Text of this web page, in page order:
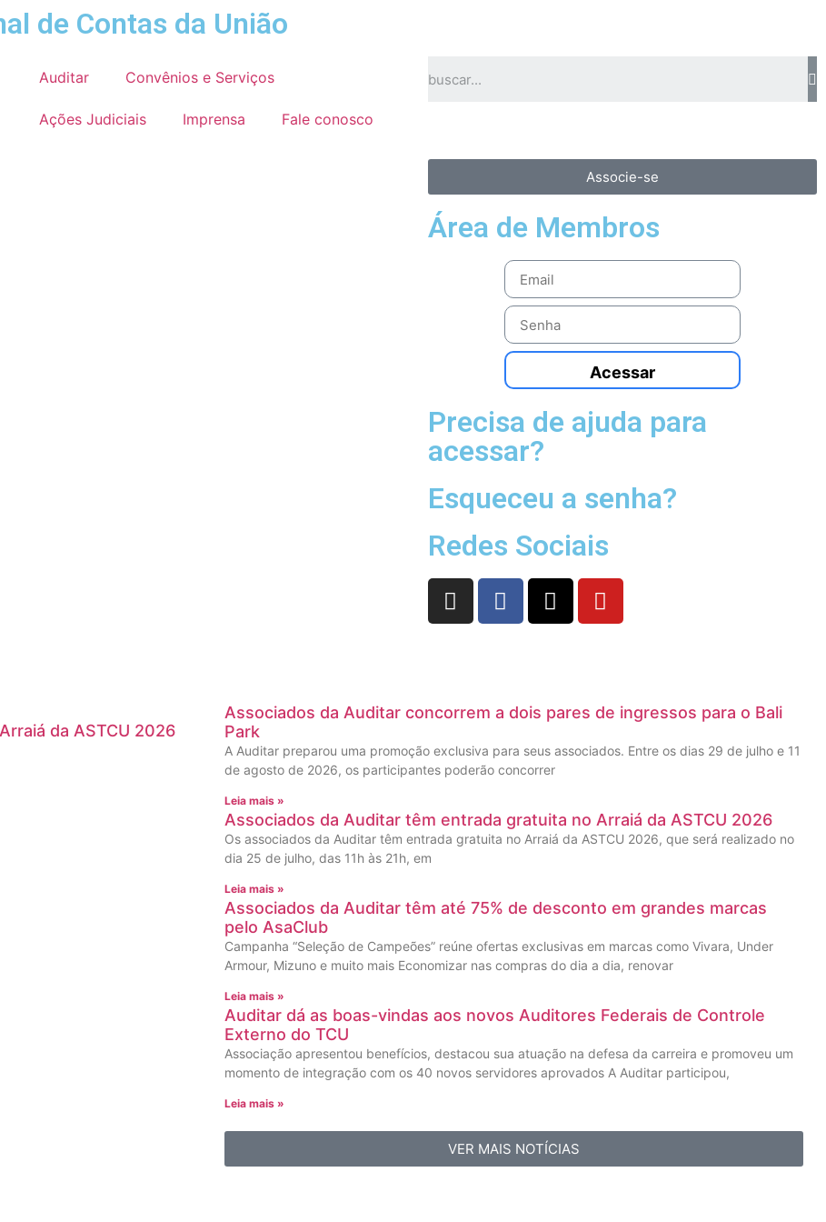
de Contas da União
Auditar Convênios e Serviços
Ações Judiciais Imprensa Fale conosco
Associe-se
Área de Membros
Acessar
Precisa de ajuda para
acessar?
Esqueceu a senha?
Redes Sociais
da ASTCU 2026
Associados da Auditar concorrem a dois pares de ingressos para o Bali
Park
A Auditar preparou uma promoção exclusiva para seus associados. Entre os dias 29 de julho e 11
de agosto de 2026, os participantes poderão concorrer
Leia mais »
Associados da Auditar têm entrada gratuita no Arraiá da ASTCU 2026
Os associados da Auditar têm entrada gratuita no Arraiá da ASTCU 2026, que será realizado no
dia 25 de julho, das 11h às 21h, em
Leia mais »
Associados da Auditar têm até 75% de desconto em grandes marcas
pelo AsaClub
Campanha “Seleção de Campeões” reúne ofertas exclusivas em marcas como Vivara, Under
Armour, Mizuno e muito mais Economizar nas compras do dia a dia, renovar
Leia mais »
Auditar dá as boas-vindas aos novos Auditores Federais de Controle
Externo do TCU
Associação apresentou benefícios, destacou sua atuação na defesa da carreira e promoveu um
momento de integração com os 40 novos servidores aprovados A Auditar participou,
Leia mais »
VER MAIS NOTÍCIAS